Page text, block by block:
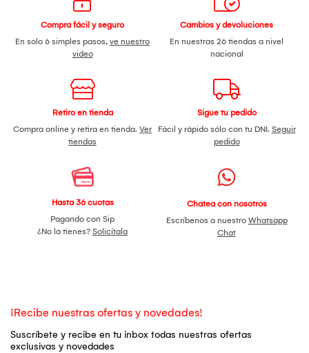
Compra fácil y seguro
En solo 6 simples pasos, ve nuestro
video
Cambios y devoluciones
En nuestras 26 tiendas a nivel
nacional
Retiro en tienda
Compra online y retira en tienda. Ver
tiendas
Sigue tu pedido
Fácil y rápido sólo con tu DNI. Seguir
pedido
Hasta 36 cuotas
Pagando con Sip
¿No la tienes? Solicítala
Chatea con nosotros
Escríbenos a nuestro Whatsapp
Chat
¡Recibe nuestras ofertas y novedades!
Suscríbete y recibe en tu inbox todas nuestras ofertas
exclusivas y novedades